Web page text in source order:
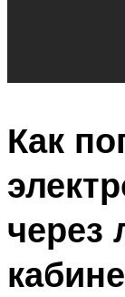
Как
через